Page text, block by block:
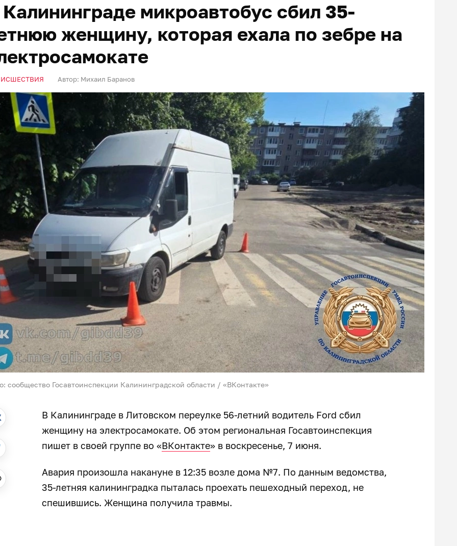
микроавтобус сбил 35-
женщину, которая ехала по зебре на
Автор: Михаил Баранов
сообщество Госавтоинспекции Калининградской области / «ВКонтакте»
В Калининграде в Литовском переулке 56-летний водитель Ford сбил
женщину на электросамокате. Об этом региональная Госавтоинспекция
пишет в своей группе во «ВКонтакте» в воскресенье, 7 июня.
Авария произошла накануне в 12:35 возле дома №7. По данным ведомства,
35-летняя калининградка пыталась проехать пешеходный переход, не
спешившись. Женщина получила травмы.